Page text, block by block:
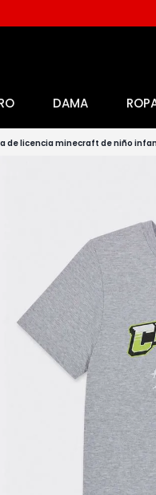
DAMA
de licencia minecraft de niño